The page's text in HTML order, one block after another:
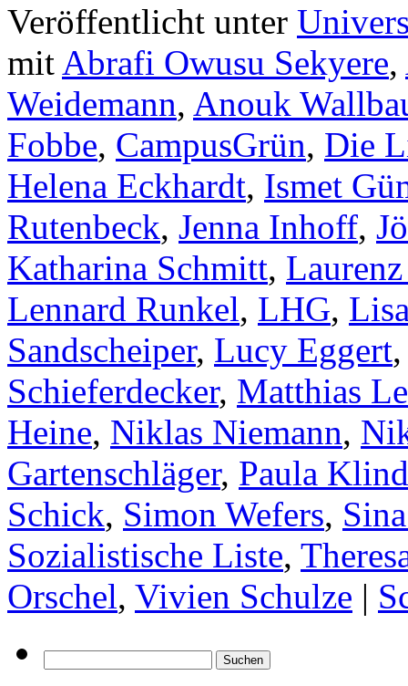
Veröffentlicht unter
mit Abrafi Owusu Sekyere,
Weidemann, Anouk
Fobbe, CampusGrün, Die
Helena Eckhardt, Ismet
Rutenbeck, Jenna Inhoff,
Katharina Schmitt,
Lennard Runkel, LHG,
Sandscheiper, Lucy Eggert
Schieferdecker, Matthias
Heine, Niklas Niemann,
Gartenschläger, Paula
Schick, Simon Wefers,
Sozialistische Liste,
Orschel, Vivien Schulze |
nach: